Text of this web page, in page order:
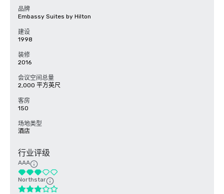
品牌
Embassy Suites by Hilton
建设
1998
装修
2016
会议空间总量
2,000 平方英尺
客房
150
场地类型
酒店
行业评级
AAA
Northstar